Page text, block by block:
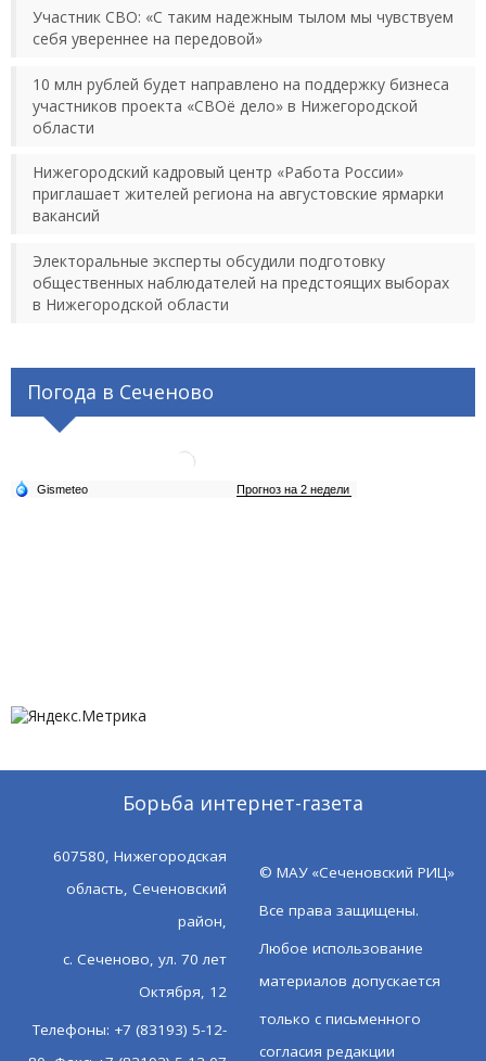
Участник СВО: «С таким надежным тылом мы чувствуем
себя увереннее на передовой»
10 млн рублей будет направлено на поддержку бизнеса
участников проекта «СВОё дело» в Нижегородской
области
Нижегородский кадровый центр «Работа России»
приглашает жителей региона на августовские ярмарки
вакансий
Электоральные эксперты обсудили подготовку
общественных наблюдателей на предстоящих выборах
в Нижегородской области
Погода в Сеченово
Борьба интернет-газета
607580, Нижегородская
область, Сеченовский
район,
с. Сеченово, ул. 70 лет
Октября, 12
Телефоны: +7 (83193) 5-12-
© МАУ «Сеченовский РИЦ»
Все права защищены.
Любое использование
материалов допускается
только с письменного
согласия редакции